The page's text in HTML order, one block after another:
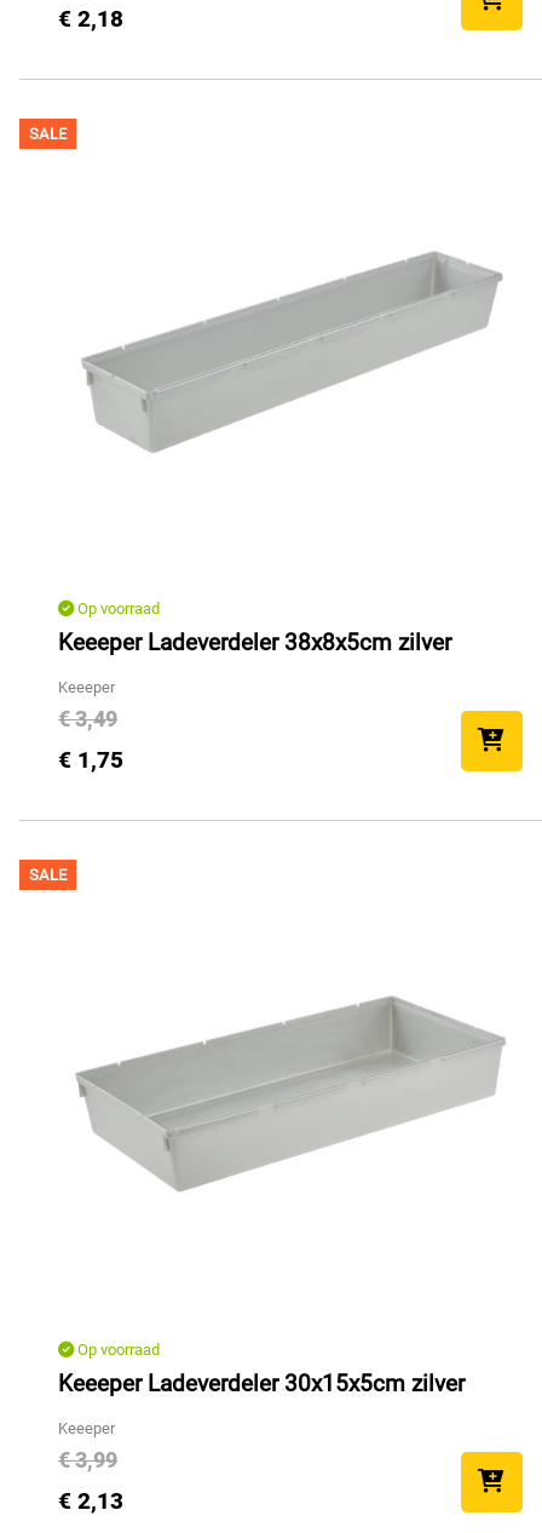
€ 2,18
SALE
Op voorraad
Keeeper Ladeverdeler 38x8x5cm zilver
Keeeper
€ 3,49
€ 1,75
SALE
Op voorraad
Keeeper Ladeverdeler 30x15x5cm zilver
Keeeper
€ 3,99
€ 2,13